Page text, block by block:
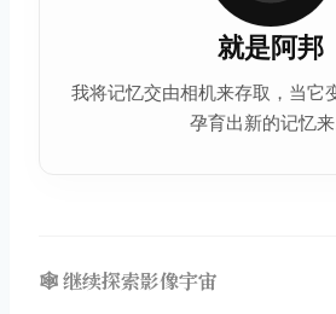
就是阿邦
我将记忆交由相机来存取，当它
孕育出新的记忆来
🕸️ 继续探索影像宇宙